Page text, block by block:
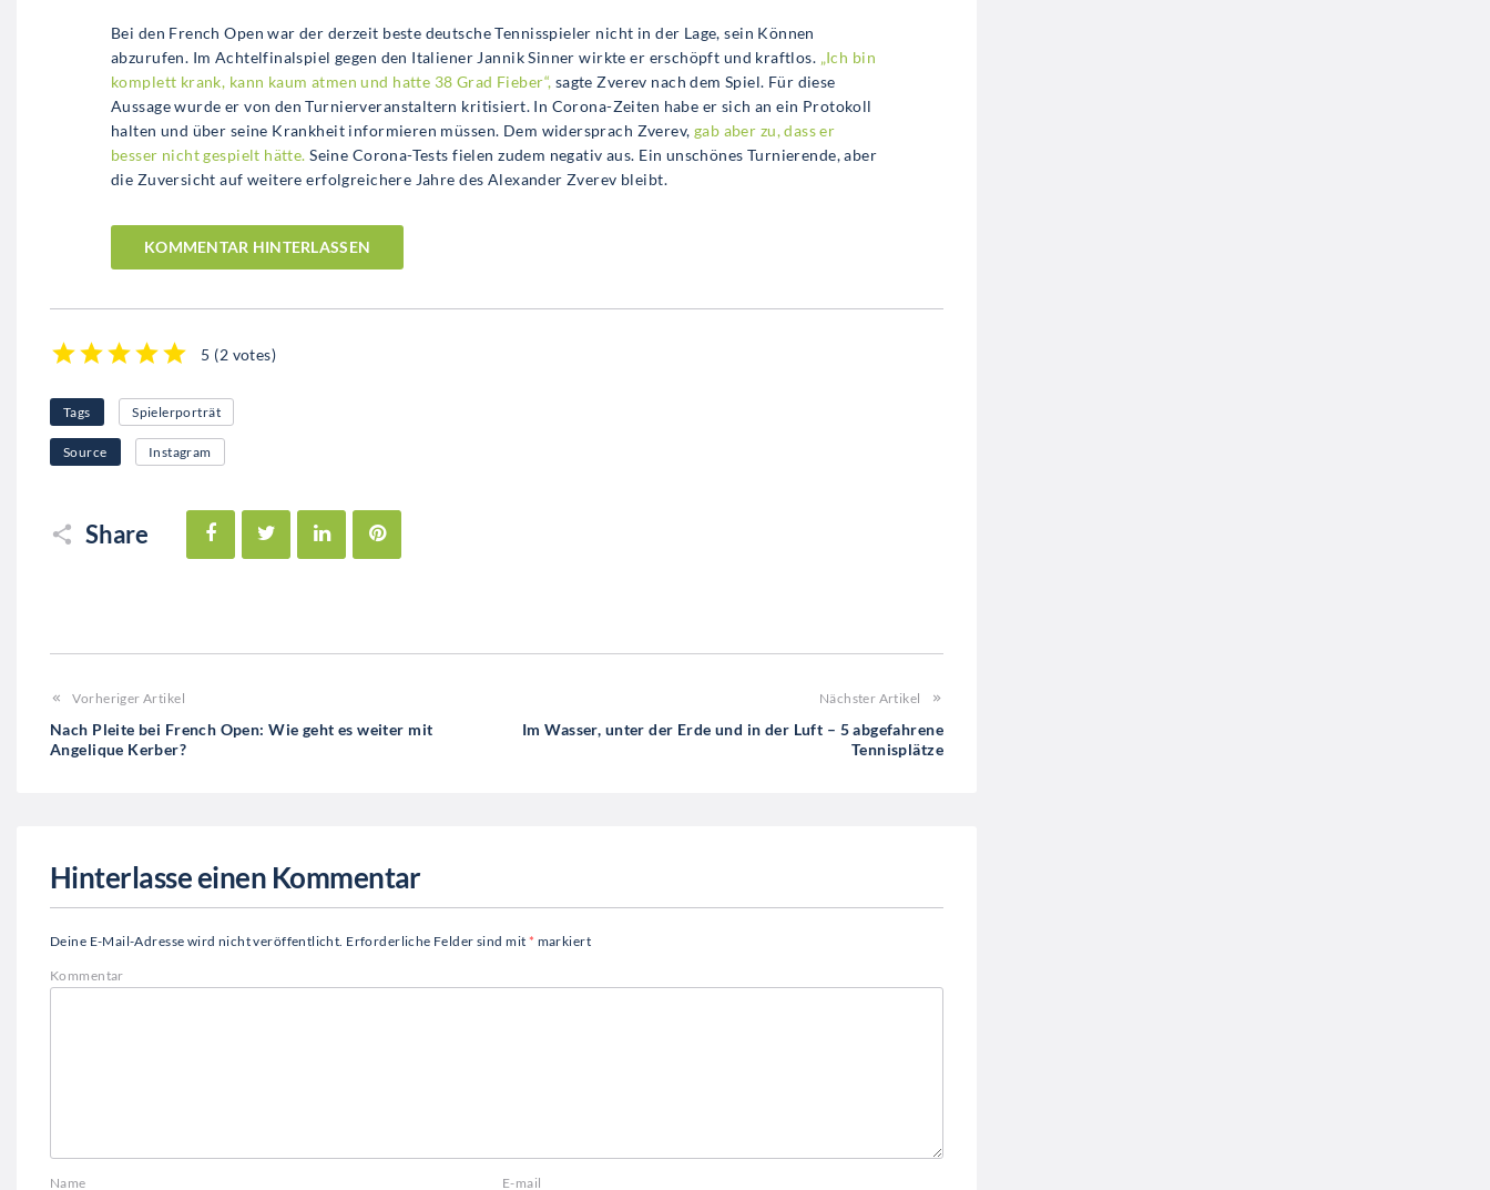
Bei den French Open war der derzeit beste deutsche Tennisspieler nicht in der Lage, sein Können
abzurufen. Im Achtelfinalspiel gegen den Italiener Jannik Sinner wirkte er erschöpft und kraftlos. „Ich bin
komplett krank, kann kaum atmen und hatte 38 Grad Fieber“, sagte Zverev nach dem Spiel. Für diese
Aussage wurde er von den Turnierveranstaltern kritisiert. In Corona-Zeiten habe er sich an ein Protokoll
halten und über seine Krankheit informieren müssen. Dem widersprach Zverev, gab aber zu, dass er
besser nicht gespielt hätte. Seine Corona-Tests fielen zudem negativ aus. Ein unschönes Turnierende, aber
die Zuversicht auf weitere erfolgreichere Jahre des Alexander Zverev bleibt.
KOMMENTAR HINTERLASSEN
5 (2 votes)
Tags Spielerporträt
Source Instagram
Share
FacebookTwitter LinkedIn
Vorheriger Artikel
Nach Pleite bei French Open: Wie geht es weiter mit
Angelique Kerber?
Nächster Artikel
Im Wasser, unter der Erde und in der Luft – 5 abgefahrene
Tennisplätze
Hinterlasse einen Kommentar
Deine E-Mail-Adresse wird nicht veröffentlicht. Erforderliche Felder sind mit * markiert
Kommentar
Name E-mail